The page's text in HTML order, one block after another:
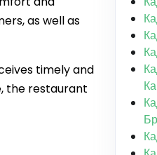
as well as
timely and
the restaurant